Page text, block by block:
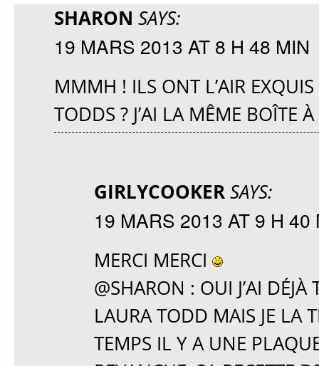
SHARON SAYS:
19 MARS 2013 AT 8 H 48 MIN
MMMH ! ILS ONT L’AIR
TODDS ? J’AI LA MÊME BOÎTE
GIRLYCOOKERSAYS:
19 MARS 2013 AT 9 H 40
MERCI MERCI
@SHARON : OUI J’AI DÉJÀ
LAURA TODD MAIS JE LA
TEMPS IL Y A UNE